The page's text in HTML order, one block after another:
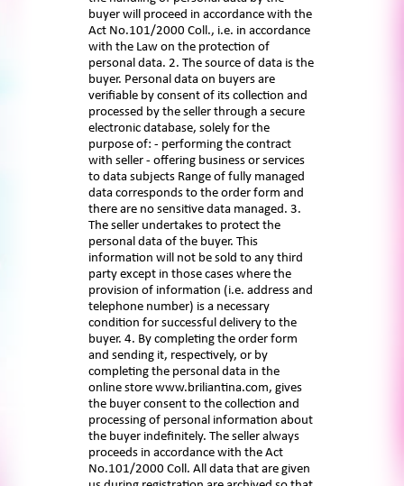
buyer will proceed in accordance with the
Act No.101/2000 Coll., i.e. in accordance
with the Law on the protection of
personal data. 2. The source of data is the
buyer. Personal data on buyers are
verifiable by consent of its collection and
processed by the seller through a secure
electronic database, solely for the
purpose of: - performing the contract
with seller - offering business or services
to data subjects Range of fully managed
data corresponds to the order form and
there are no sensitive data managed. 3.
The seller undertakes to protect the
personal data of the buyer. This
information will not be sold to any third
party except in those cases where the
provision of information (i.e. address and
telephone number) is a necessary
condition for successful delivery to the
buyer. 4. By completing the order form
and sending it, respectively, or by
completing the personal data in the
online store www.briliantina.com, gives
the buyer consent to the collection and
processing of personal information about
the buyer indefinitely. The seller always
proceeds in accordance with the Act
No.101/2000 Coll. All data that are given